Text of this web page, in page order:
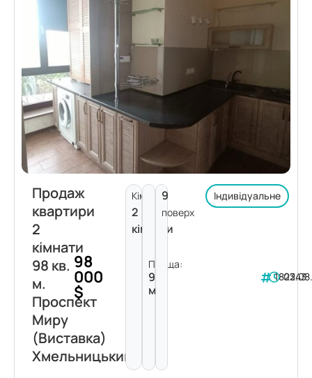
Продаж
квартири
2
кімнати
98 кв.
м.
Проспект
Миру
(Виставка)
Хмельницький
98
000
$
Кімнат:
2
кімнати
Площа:
98
м²
9
поверх
Індивідуальне
182243